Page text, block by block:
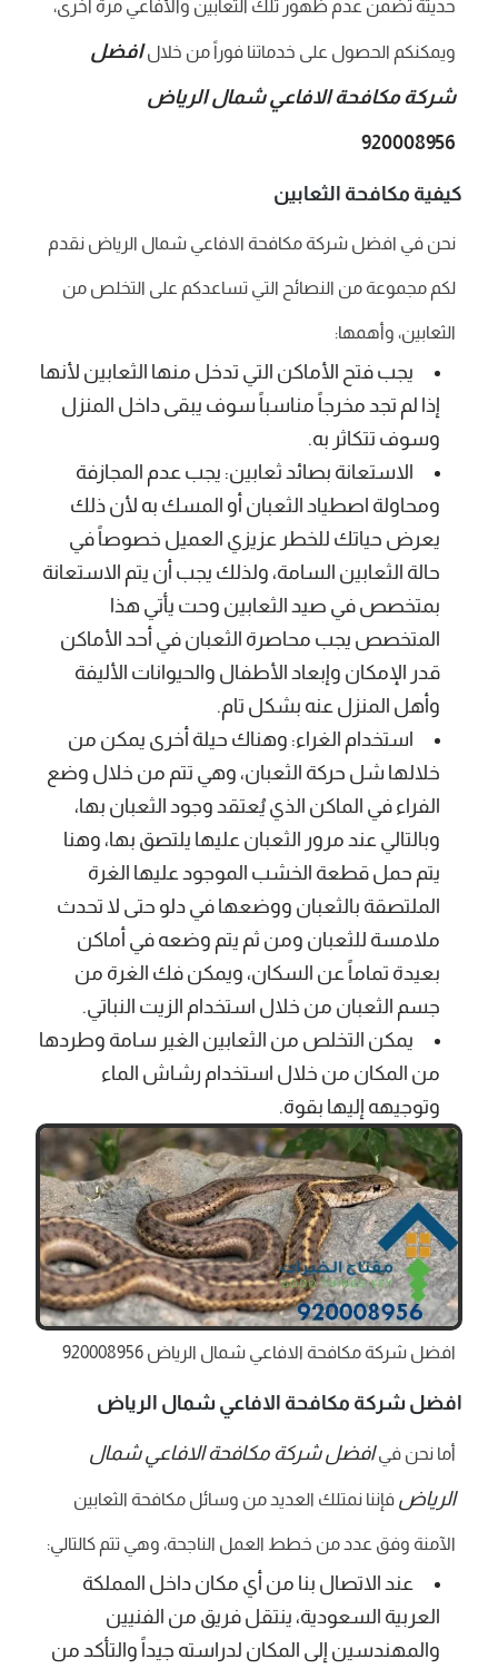
حديثة تضمن عدم ظهور تلك الثعابين والأفاعي مرة أخرى،
ويمكنكم الحصول على خدماتنا فوراً من خلالافضل
شركة مكافحة الافاعي شمال الرياض
920008956
كيفية مكافحة الثعابين
نحن في افضل شركة مكافحة الافاعي شمال الرياض نقدم
لكم مجموعة من النصائح التي تساعدكم على التخلص من
الثعابين، وأهمها:
يجب فتح الأماكن التي تدخل منها الثعابين لأنها
إذا لم تجد مخرجاً مناسباً سوف يبقى داخل المنزل
وسوف تتكاثر به.
الاستعانة بصائد ثعابين: يجب عدم المجازفة
ومحاولة اصطياد الثعبان أو المسك به لأن ذلك
يعرض حياتك للخطر عزيزي العميل خصوصاً في
حالة الثعابين السامة، ولذلك يجب أن يتم الاستعانة
بمتخصص في صيد الثعابين وحت يأتي هذا
المتخصص يجب محاصرة الثعبان في أحد الأماكن
قدر الإمكان وإبعاد الأطفال والحيوانات الأليفة
وأهل المنزل عنه بشكل تام.
استخدام الغراء: وهناك حيلة أخرى يمكن من
خلالها شل حركة الثعبان، وهي تتم من خلال وضع
الفراء في الماكن الذي يُعتقد وجود الثعبان بها،
وبالتالي عند مرور الثعبان عليها يلتصق بها، وهنا
يتم حمل قطعة الخشب الموجود عليها الغرة
الملتصقة بالثعبان ووضعها في دلو حتى لا تحدث
ملامسة للثعبان ومن ثم يتم وضعه في أماكن
بعيدة تماماً عن السكان، ويمكن فك الغرة من
جسم الثعبان من خلال استخدام الزيت النباتي.
يمكن التخلص من الثعابين الغير سامة وطردها
من المكان من خلال استخدام رشاش الماء
وتوجيهه إليها بقوة.
افضل شركة مكافحة الافاعي شمال الرياض 920008956
افضل شركة مكافحة الافاعي شمال الرياض
أما نحن فيافضل شركة مكافحة الافاعي شمال
الرياض فإننا نمتلك العديد من وسائل مكافحة الثعابين
الآمنة وفق عدد من خطط العمل الناجحة، وهي تتم كالتالي:
عند الاتصال بنا من أي مكان داخل المملكة
العربية السعودية، ينتقل فريق من الفنيين
والمهندسين إلى المكان لدراسته جيداً والتأكد من